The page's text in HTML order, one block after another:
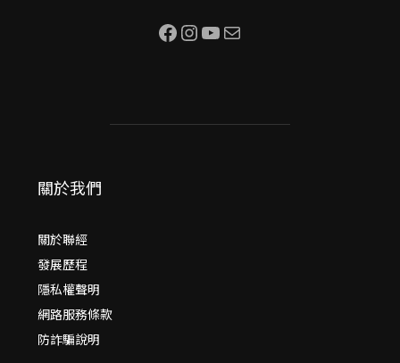
Facebook InstagramYouTube 電子郵件
關於我們
關於聯經
發展歷程
隱私權聲明
網路服務條款
防詐騙說明